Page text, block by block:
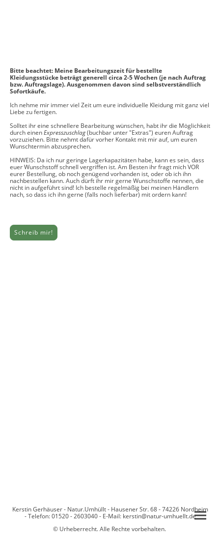
Bitte beachtet: Meine Bearbeitungszeit für bestellte
Kleidungsstücke beträgt generell circa 2-5 Wochen (je nach Auftrag
bzw. Auftragslage). Ausgenommen davon sind selbstverständlich
Sofortkäufe.
Ich nehme mir immer viel Zeit um eure individuelle Kleidung mit ganz viel
Liebe zu fertigen.
Solltet ihr eine schnellere Bearbeitung wünschen, habt ihr die Möglichkeit
durch einenExpresszuschlag(buchbar unter "Extras") euren Auftrag
vorzuziehen. Bitte nehmt dafür vorher Kontakt mit mir auf, um euren
Wunschtermin abzusprechen.
HINWEIS: Da ich nur geringe Lagerkapazitäten habe, kann es sein, dass
euer Wunschstoff schnell vergriffen ist. Am Besten ihr fragt mich VOR
eurer Bestellung, ob noch genügend vorhanden ist, oder ob ich ihn
nachbestellen kann. Auch dürft ihr mir gerne Wunschstoffe nennen, die
nicht in aufgeführt sind! Ich bestelle regelmäßig bei meinen Händlern
nach, so dass ich ihn gerne (falls noch lieferbar) mit ordern kann!
Schreib mir!
Kerstin Gerhäuser - Natur.Umhüllt - Hausener Str. 68 - 74226 Nordheim
- Telefon: 01520 - 2603040 - E-Mail: kerstin@natur-umhuellt.de
© Urheberrecht. Alle Rechte vorbehalten.